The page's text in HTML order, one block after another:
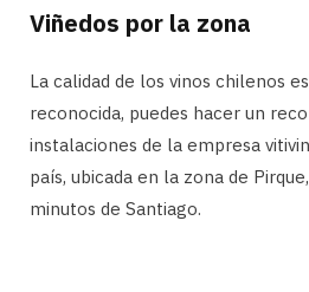
Viñedos por la zona
La calidad de los vinos chilenos
reconocida, puedes hacer un
instalaciones de la empresa
país, ubicada en la zona de
minutos de Santiago.